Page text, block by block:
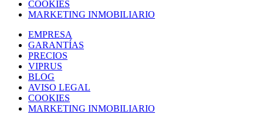
COOKIES
MARKETING INMOBILIARIO
EMPRESA
GARANTÍAS
PRECIOS
VIPRUS
BLOG
AVISO LEGAL
COOKIES
MARKETING INMOBILIARIO